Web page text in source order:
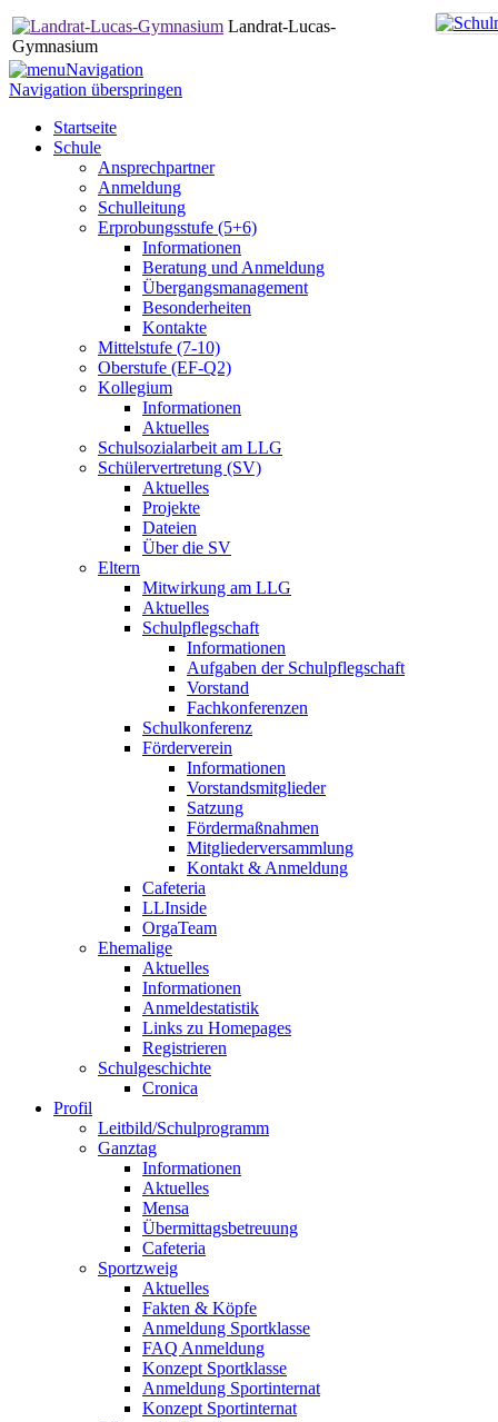
Landrat-Lucas-
Gymnasium
Navigation
Navigation überspringen
Startseite
Schule
Ansprechpartner
Anmeldung
Schulleitung
Erprobungsstufe (5+6)
Informationen
Beratung und Anmeldung
Übergangsmanagement
Besonderheiten
Kontakte
Mittelstufe (7-10)
Oberstufe (EF-Q2)
Kollegium
Informationen
Aktuelles
Schulsozialarbeit am LLG
Schülervertretung (SV)
Aktuelles
Projekte
Dateien
Über die SV
Eltern
Mitwirkung am LLG
Aktuelles
Schulpflegschaft
Informationen
Aufgaben der Schulpflegschaft
Vorstand
Fachkonferenzen
Schulkonferenz
Förderverein
Informationen
Vorstandsmitglieder
Satzung
Fördermaßnahmen
Mitgliederversammlung
Kontakt & Anmeldung
Cafeteria
LLInside
OrgaTeam
Ehemalige
Aktuelles
Informationen
Anmeldestatistik
Links zu Homepages
Registrieren
Schulgeschichte
Cronica
Profil
Leitbild/Schulprogramm
Ganztag
Informationen
Aktuelles
Mensa
Übermittagsbetreuung
Cafeteria
Sportzweig
Aktuelles
Fakten & Köpfe
Anmeldung Sportklasse
FAQ Anmeldung
Konzept Sportklasse
Anmeldung Sportinternat
Konzept Sportinternat